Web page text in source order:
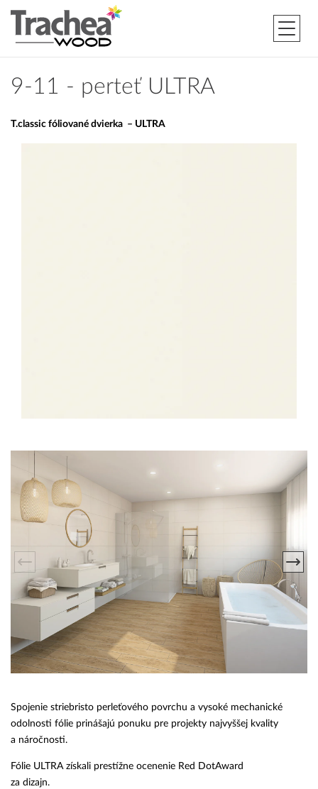
9-11 - perteť ULTRA
T.classic fóliované dvierka – ULTRA
Spojenie striebristo perleťového povrchu a vysoké mechanické
odolnosti fólie prinášajú ponuku pre projekty najvyššej kvality
a náročnosti.
Fólie ULTRA získali prestížne ocenenie Red DotAward
za dizajn.